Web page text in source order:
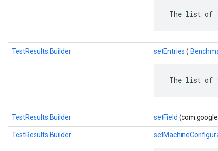
The list of
TestResults.Builder setEntries (
The list of
TestResults.Builder setField
TestResults.Builder